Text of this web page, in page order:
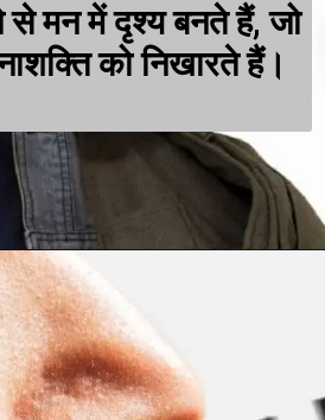
से मन में दृश्य बनते हैं, जो
को निखारते हैं।